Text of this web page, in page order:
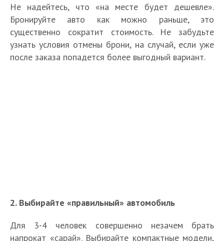
Не надейтесь, что «на месте будет дешевле».
Бронируйте авто как можно раньше, это
существенно сократит стоимость. Не забудьте
узнать условия отмены брони, на случай, если уже
после заказа попадется более выгодный вариант.
2. Выбирайте «правильный» автомобиль
Для 3-4 человек совершенно незачем брать
напрокат «сарай». Выбирайте компактные модели,